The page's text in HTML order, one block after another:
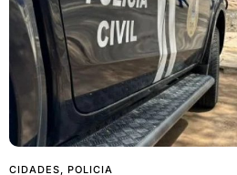
CIDADES POLICIA